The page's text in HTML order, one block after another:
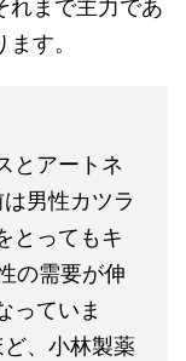
れまで主力であ
す。
とアートネ
男性カツラ
とってもキ
の需要が伸
っていま
、小林製薬